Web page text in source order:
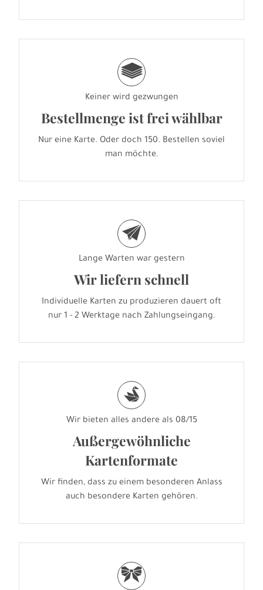
g
Keiner wird gezwungen
Bestellmenge ist frei wählbar
Nur eine Karte. Oder doch 150. Bestellen soviel
man möchte.
e
Lange Warten war gestern
Wir liefern schnell
Individuelle Karten zu produzieren dauert oft
nur 1 - 2 Werktage nach Zahlungseingang.
s
Wir bieten alles andere als 08/15
Außergewöhnliche
Kartenformate
Wir finden, dass zu einem besonderen Anlass
auch besondere Karten gehören.
r